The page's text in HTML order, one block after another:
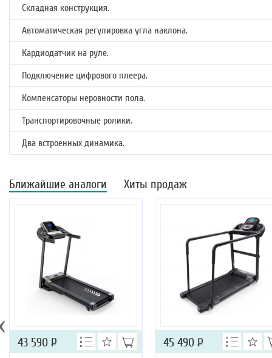
Складная конструкция.
Автоматическая регулировка угла наклона.
Кардиодатчик на руле.
Подключение цифрового плеера.
Компенсаторы неровности пола.
Транспортировочные ролики.
Два встроенных динамика.
Ближайшие аналоги Хиты продаж
43 590 Р 45 490 Р